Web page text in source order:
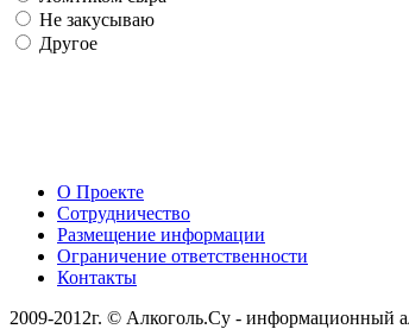
Не закусываю
Другое
О Проекте
Сотрудничество
Размещение информации
Ограничение ответственности
Контакты
2009-2012г. © Алкоголь.Су - информационный